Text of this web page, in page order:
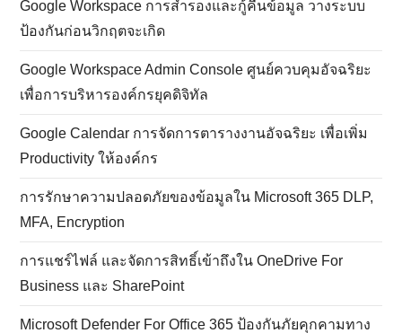
Google Workspace การสำรองและกู้คืนข้อมูล วางระบบ
ป้องกันก่อนวิกฤตจะเกิด
Google Workspace Admin Console ศูนย์ควบคุมอัจฉริยะ
เพื่อการบริหารองค์กรยุคดิจิทัล
Google Calendar การจัดการตารางงานอัจฉริยะ เพื่อเพิ่ม
Productivity ให้องค์กร
การรักษาความปลอดภัยของข้อมูลใน Microsoft 365 DLP,
MFA, Encryption
การแชร์ไฟล์ และจัดการสิทธิ์เข้าถึงใน OneDrive For
Business และ SharePoint
Microsoft Defender For Office 365 ป้องกันภัยคุกคามทาง